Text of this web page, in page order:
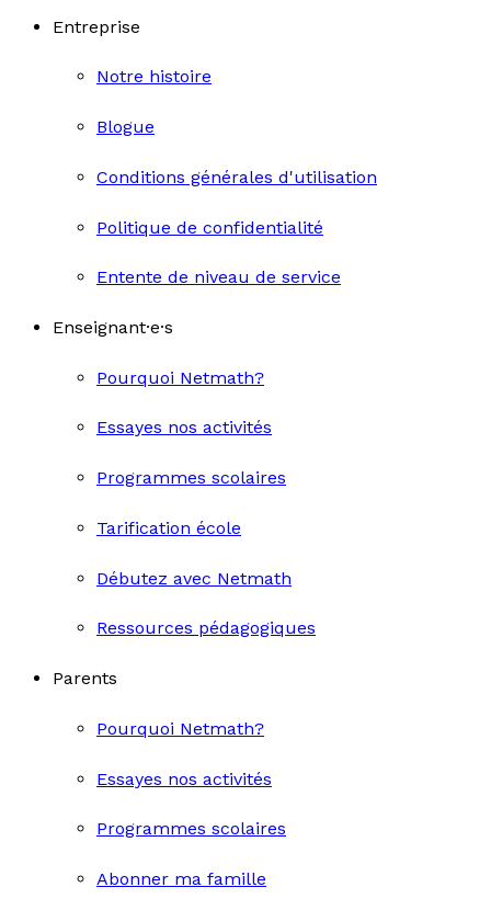
Entreprise
Notre histoire
Blogue
Conditions générales d'utilisation
Politique de confidentialité
Entente de niveau de service
Enseignant·e·s
Pourquoi Netmath?
Essayes nos activités
Programmes scolaires
Tarification école
Débutez avec Netmath
Ressources pédagogiques
Parents
Pourquoi Netmath?
Essayes nos activités
Programmes scolaires
Abonner ma famille